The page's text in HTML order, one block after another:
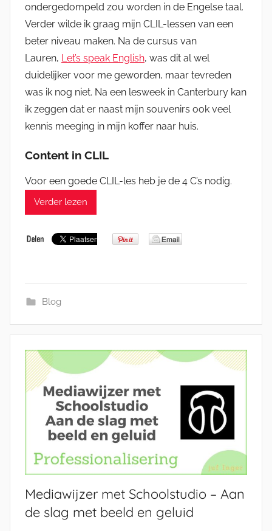
ondergedompeld zou worden in de Engelse taal.
Verder wilde ik graag mijn CLIL-lessen van een
beter niveau maken. Na de cursus van
Lauren, Let’s speak English, was dit al wel
duidelijker voor me geworden, maar tevreden
was ik nog niet. Na een lesweek in Canterbury kan
ik zeggen dat er naast mijn souvenirs ook veel
kennis meeging in mijn koffer naar huis.
Content in CLIL
Voor een goede CLIL-les heb je de 4 C’s nodig.
Verder lezen
Blog
Mediawijzer met Schoolstudio – Aan
de slag met beeld en geluid